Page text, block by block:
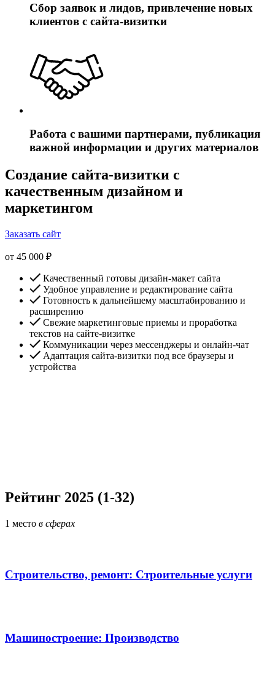
Сбор заявок и лидов, привлечение новых
клиентов с сайта-визитки
Работа с вашими партнерами, публикация
важной информации и других материалов
Создание сайта-визитки с
качественным дизайном и
маркетингом
Заказать сайт
от 45 000 ₽
Качественный готовы дизайн-макет сайта
Удобное управление и редактирование сайта
Готовность к дальнейшему масштабированию и
расширению
Свежие маркетинговые приемы и проработка
текстов на сайте-визитке
Коммуникации через мессенджеры и онлайн-чат
Адаптация сайта-визитки под все браузеры и
устройства
Рейтинг 2025 (1-32)
1 место в сферах
Строительство, ремонт: Строительные услуги
Машиностроение: Производство